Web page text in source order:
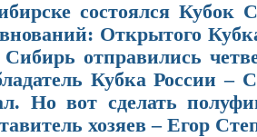
состоялся Кубок
Открытого
отправились
Кубка России –
Но вот сделать
хозяев – Егор